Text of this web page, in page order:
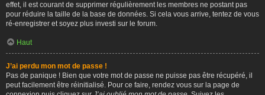
effet, il est courant de supprimer régulièrement les membres ne postant pas
pour réduire la taille de la base de données. Si cela vous arrive, tentez de vous
ré-enregistrer et soyez plus investi sur le forum.
Haut
J’ai perdu mon mot de passe !
Pas de panique ! Bien que votre mot de passe ne puisse pas être récupéré, il
peut facilement être réinitialisé. Pour ce faire, rendez vous sur la page de